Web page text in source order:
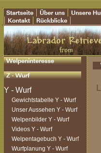
Gewichtstabelle Y - Wurf
Unser Aussehen Y - Wurf
Welpenbilder Y - Wurf
Videos Y - Wurf
Welpentagebuch Y - Wurf
Wurfplanung Y - Wurf